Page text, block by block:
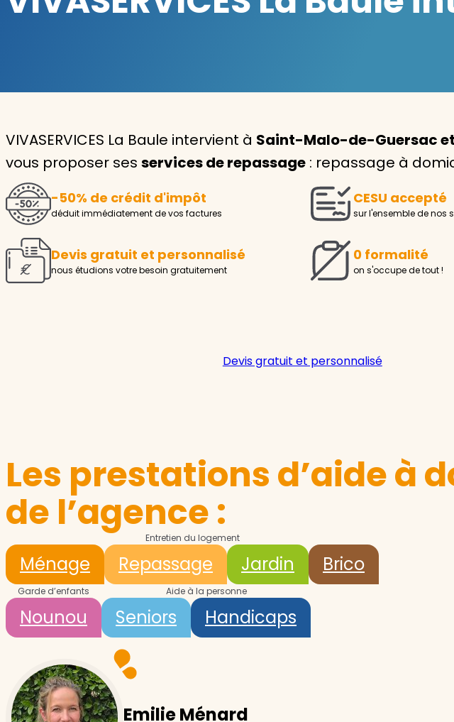
Aide à la personne
Handicaps
Voir tous les services
Avec
service
Pour l’entretien
ou
domicile sont là
VIVASERVICES La Baule intervient à Saint-Malo-de-Guersac
vous proposer ses services de repassage : repassage à
-50% de crédit d'impôt
déduit immédiatement de vos factures
CESU accepté
sur l'ensemble de nos
Devis gratuit et personnalisé
nous étudions votre besoin gratuitement
0 formalité
on s'occupe de tout !
Devis gratuit et personnalisé
Les prestations d’aide à
de l’agence :
Entretien du logement
Ménage Repassage Jardin Brico
Garde d’enfants
Nounou
Aide à la personne
Seniors Handicaps
Emilie Ménard